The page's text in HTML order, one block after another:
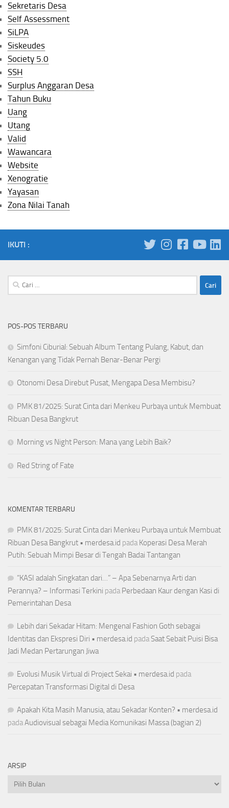
Sekretaris Desa
Self Assessment
SiLPA
Siskeudes
Society 5.0
SSH
Surplus Anggaran Desa
Tahun Buku
Uang
Utang
Valid
Wawancara
Website
Xenogratie
Yayasan
Zona Nilai Tanah
IKUTI :
Cari
untuk:
POS-POS TERBARU
Simfoni Ciburial: Sebuah Album Tentang Pulang, Kabut, dan
Kenangan yang Tidak Pernah Benar-Benar Pergi
Otonomi Desa Direbut Pusat, Mengapa Desa Membisu?
PMK 81/2025: Surat Cinta dari Menkeu Purbaya untuk Membuat
Ribuan Desa Bangkrut
Morning vs Night Person: Mana yang Lebih Baik?
Red String of Fate
KOMENTAR TERBARU
PMK 81/2025: Surat Cinta dari Menkeu Purbaya untuk Membuat
Ribuan Desa Bangkrut • merdesa.id pada Koperasi Desa Merah
Putih: Sebuah Mimpi Besar di Tengah Badai Tantangan
“KASI adalah Singkatan dari…” – Apa Sebenarnya Arti dan
Perannya? – Informasi Terkini pada Perbedaan Kaur dengan Kasi di
Pemerintahan Desa
Lebih dari Sekadar Hitam: Mengenal Fashion Goth sebagai
Identitas dan Ekspresi Diri • merdesa.id pada Saat Sebait Puisi Bisa
Jadi Medan Pertarungan Jiwa
Evolusi Musik Virtual di Project Sekai • merdesa.id pada
Percepatan Transformasi Digital di Desa
Apakah Kita Masih Manusia, atau Sekadar Konten? • merdesa.id
padaAudiovisual sebagai Media Komunikasi Massa (bagian 2)
ARSIP
Arsip